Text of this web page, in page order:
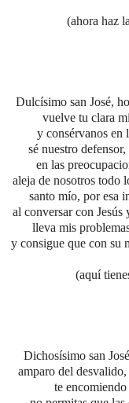
(ahora haz
Dulcísimo san José,
vuelve tu clara
y consérvanos en
sé nuestro
en las
aleja de nosotros todo
santo mío, por esa
al conversar con Jesús
lleva mis
y consigue que con su
(aquí
Dichosísimo san
amparo del
te